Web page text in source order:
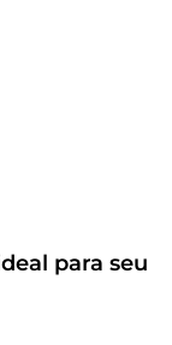
para seu